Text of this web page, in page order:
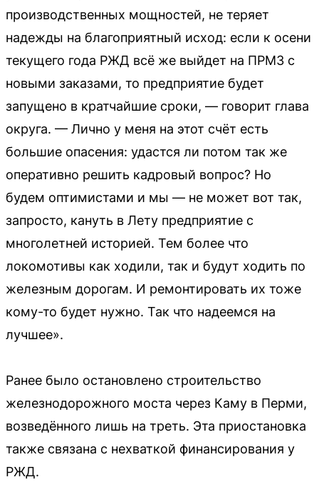
производственных мощностей, не теряет
надежды на благоприятный исход: если к осени
текущего года РЖД всё же выйдет на ПРМЗ с
новыми заказами, то предприятие будет
запущено в кратчайшие сроки, — говорит глава
округа. — Лично у меня на этот счёт есть
большие опасения: удастся ли потом так же
оперативно решить кадровый вопрос? Но
будем оптимистами и мы — не может вот так,
запросто, кануть в Лету предприятие с
многолетней историей. Тем более что
локомотивы как ходили, так и будут ходить по
железным дорогам. И ремонтировать их тоже
кому-то будет нужно. Так что надеемся на
лучшее».
Ранее было остановлено строительство
железнодорожного моста через Каму в Перми,
возведённого лишь на треть. Эта приостановка
также связана с нехваткой финансирования у
РЖД.